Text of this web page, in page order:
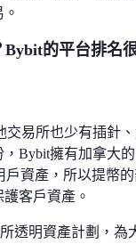
Bybit的平台排名
交易所也少有插針
Bybit擁有加拿大的
戶資產，所以提幣
客戶資產。
透明資產計劃，為